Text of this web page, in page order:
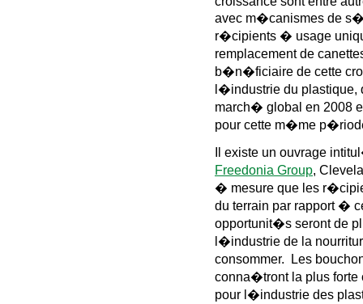
avec m�canismes de
r�cipients � usage
remplacement de
b�n�ficiaire de cette
l�industrie du
march� global en 2008
pour cette m�me
Il existe un ouvrage
Freedonia Group,
� mesure que les
du terrain par rapport �
opportunit�s seront de
l�industrie de la
consommer. Les
conna�tront la plus
pour l�industrie des